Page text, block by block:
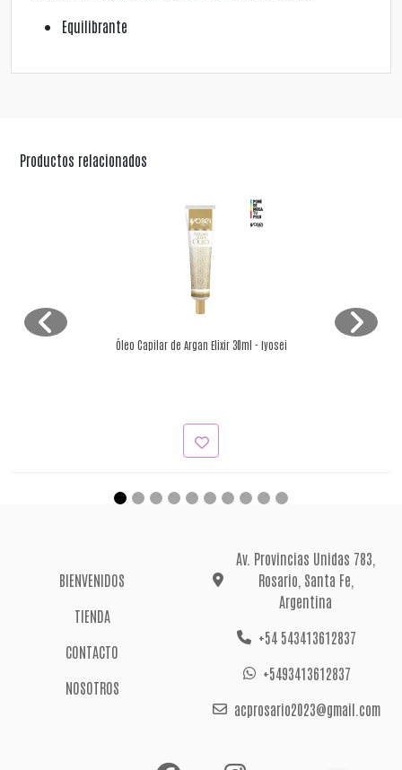
Equilibrante
Productos relacionados
Óleo Capilar de Argan Elixir 30ml - Iyosei
BIENVENIDOS
TIENDA
CONTACTO
NOSOTROS
Av. Provincias Unidas 783,
Rosario, Santa Fe,
Argentina
+54 543413612837
+5493413612837
acprosario2023@gmail.com